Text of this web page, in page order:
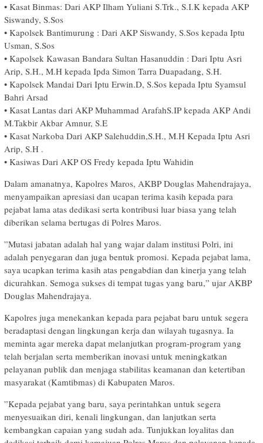
• ​Kasat Binmas: Dari AKP Ilham Yuliani S.Trk., S.I.K kepada AKP
Siswandy, S.Sos
• ​Kapolsek Bantimurung : Dari AKP Siswandy, S.Sos kepada Iptu
Usman, S.Sos
• ​Kapolsek Kawasan Bandara Sultan Hasanuddin : Dari Iptu Asri
Arip, S.H., M.H kepada Ipda Simon Tarra Duapadang, S.H.
• ​Kapolsek Mandai Dari Iptu Erwin.D, S.Sos kepada Iptu Syamsul
Bahri Arsad
• ​Kasat Lantas dari AKP Muhammad ArafahS.IP kepada AKP Andi
M.Takbir Akbar Amnur, S.E
• ​Kasat Narkoba Dari AKP Salehuddin,S.H., M.H Kepada Iptu Asri
Arip, S.H .
• Kasiwas Dari AKP OS Fredy kepada Iptu Wahidin
​Dalam amanatnya, Kapolres Maros, AKBP Douglas Mahendrajaya,
menyampaikan apresiasi dan ucapan terima kasih kepada para
pejabat lama atas dedikasi serta kontribusi luar biasa yang telah
diberikan selama bertugas di Polres Maros.
​”Mutasi jabatan adalah hal yang wajar dalam institusi Polri, ini
adalah penyegaran dan juga bentuk promosi. Kepada pejabat lama,
saya ucapkan terima kasih atas pengabdian dan kinerja yang telah
dicurahkan. Semoga sukses di tempat tugas yang baru,” ujar AKBP
Douglas Mahendrajaya.
​Kapolres juga menekankan kepada para pejabat baru untuk segera
beradaptasi dengan lingkungan kerja dan wilayah tugasnya. Ia
meminta agar mereka dapat melanjutkan program-program yang
telah berjalan serta memberikan inovasi untuk meningkatkan
pelayanan publik dan menjaga stabilitas keamanan dan ketertiban
masyarakat (Kamtibmas) di Kabupaten Maros.
​”Kepada pejabat yang baru, saya perintahkan untuk segera
menyesuaikan diri, kenali lingkungan, dan lanjutkan serta
kembangkan capaian yang sudah ada. Tunjukkan loyalitas dan